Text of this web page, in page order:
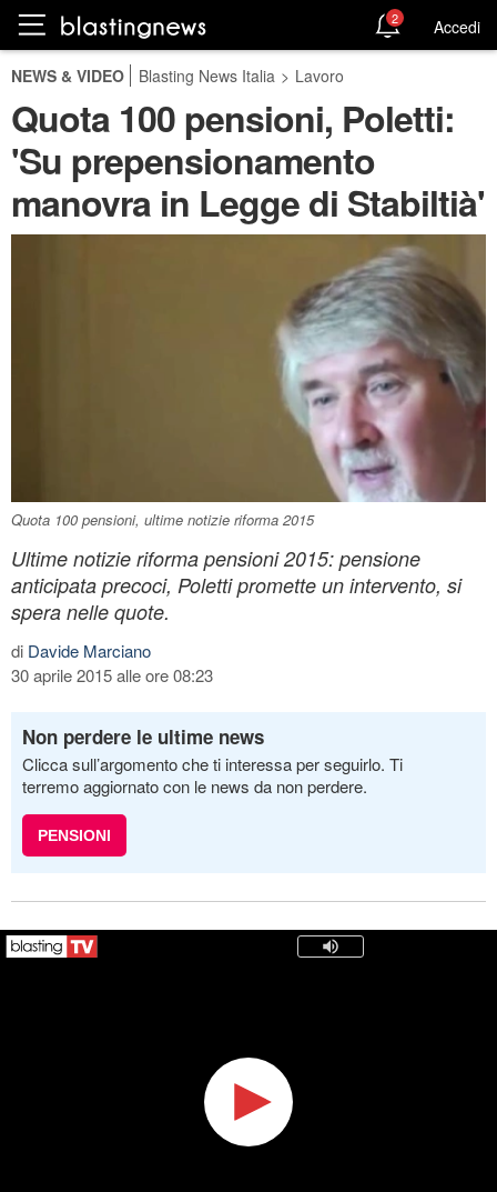
2 Accedi
NEWS & VIDEO Blasting News Italia > Lavoro
Quota 100 pensioni, Poletti:
'Su prepensionamento
manovra in Legge di Stabiltià'
Quota 100 pensioni, ultime notizie riforma 2015
Ultime notizie riforma pensioni 2015: pensione
anticipata precoci, Poletti promette un intervento, si
spera nelle quote.
di Davide Marciano
30 aprile 2015 alle ore 08:23
Non perdere le ultime news
Clicca sull’argomento che ti interessa per seguirlo. Ti
terremo aggiornato con le news da non perdere.
PENSIONI